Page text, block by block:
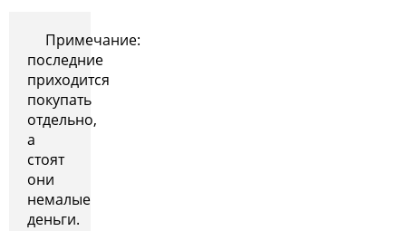
Примечание:
последние
приходится
покупать
отдельно,
а
стоят
они
немалые
деньги.